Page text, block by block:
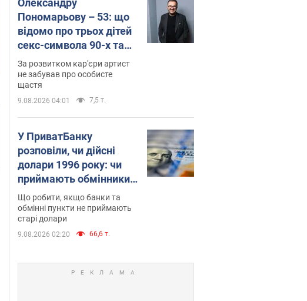
Олександру
Пономарьову – 53: що
відомо про трьох дітей
секс-символа 90-х та
який вигляд вони
мають
За розвитком кар'єри артист
не забував про особисте
щастя
9.08.2026 04:01 7,5 т.
У ПриватБанку
розповіли, чи дійсні
долари 1996 року: чи
приймають обмінники
та банки такі купюри
Що робити, якщо банки та
обмінні пункти не приймають
старі долари
9.08.2026 02:20 66,6 т.